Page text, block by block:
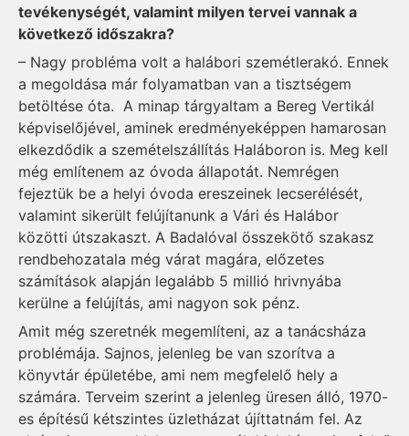
tevékenységét, valamint milyen tervei vannak a
következő időszakra?
– Nagy probléma volt a halábori szemétlerakó. Ennek
a megoldása már folyamatban van a tisztségem
betöltése óta. A minap tárgyaltam a Bereg Vertikál
képviselőjével, aminek eredményeképpen hamarosan
elkezdődik a szemételszállítás Haláboron is. Meg kell
még említenem az óvoda állapotát. Nemrégen
fejeztük be a helyi óvoda ereszeinek lecserélését,
valamint sikerült felújítanunk a Vári és Halábor
közötti útszakaszt. A Badalóval összekötő szakasz
rendbehozatala még várat magára, előzetes
számítások alapján legalább 5 millió hrivnyába
kerülne a felújítás, ami nagyon sok pénz.
Amit még szeretnék megemlíteni, az a tanácsháza
problémája. Sajnos, jelenleg be van szorítva a
könyvtár épületébe, ami nem megfelelő hely a
számára. Terveim szerint a jelenleg üresen álló, 1970-
es építésű kétszintes üzletházat újíttatnám fel. Az